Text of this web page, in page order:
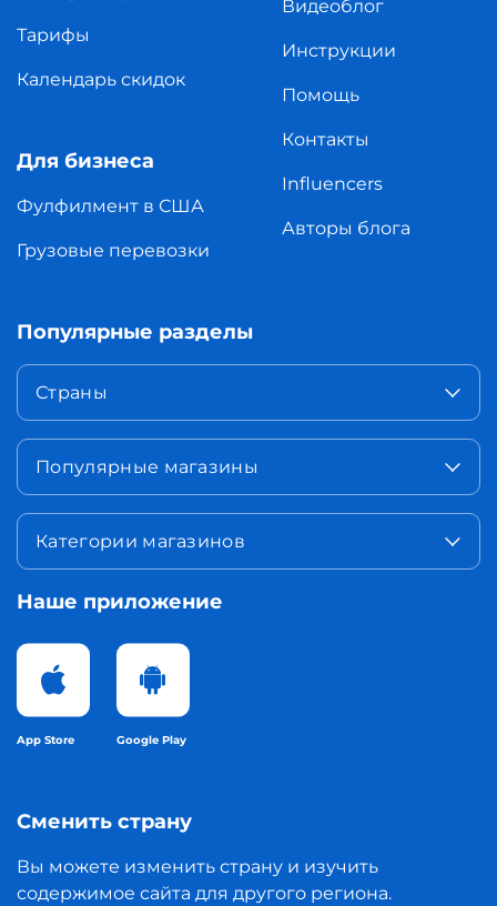
Тарифы
Календарь скидок
Для бизнеса
Фулфилмент в США
Грузовые перевозки
Видеоблог
Инструкции
Помощь
Контакты
Influencers
Авторы блога
Популярные разделы
Страны
Популярные магазины
Категории магазинов
Наше приложение
App Store Google Play
Сменить страну
Вы можете изменить страну и изучить
содержимое сайта для другого региона.